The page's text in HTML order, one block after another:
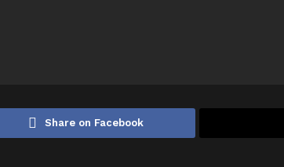
Share on Facebook